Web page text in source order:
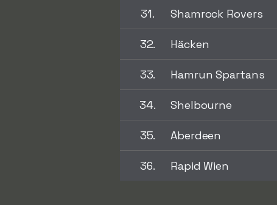
31. Shamrock Rovers
32. Häcken
33. Hamrun Spartans
34. Shelbourne
35. Aberdeen
36. Rapid Wien